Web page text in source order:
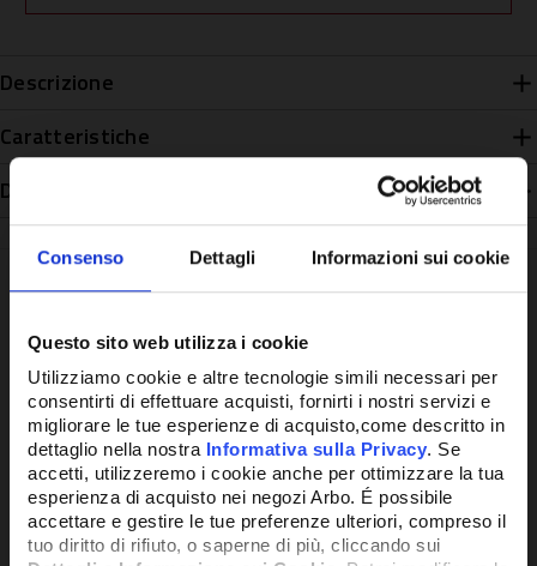
Consenso Dettagli Informazioni sui cookie
Questo sito web utilizza i cookie
Utilizziamo cookie e altre tecnologie simili necessari per
consentirti di effettuare acquisti, fornirti i nostri servizi e
migliorare le tue esperienze di acquisto,come descritto in
dettaglio nella nostra Informativa sulla Privacy. Se
accetti, utilizzeremo i cookie anche per ottimizzare la tua
esperienza di acquisto nei negozi Arbo. É possibile
accettare e gestire le tue preferenze ulteriori, compreso il
tuo diritto di rifiuto, o saperne di più, cliccando sui
Descrizione
Caratteristiche
Disponibilità
Potrebbe anche interessarti